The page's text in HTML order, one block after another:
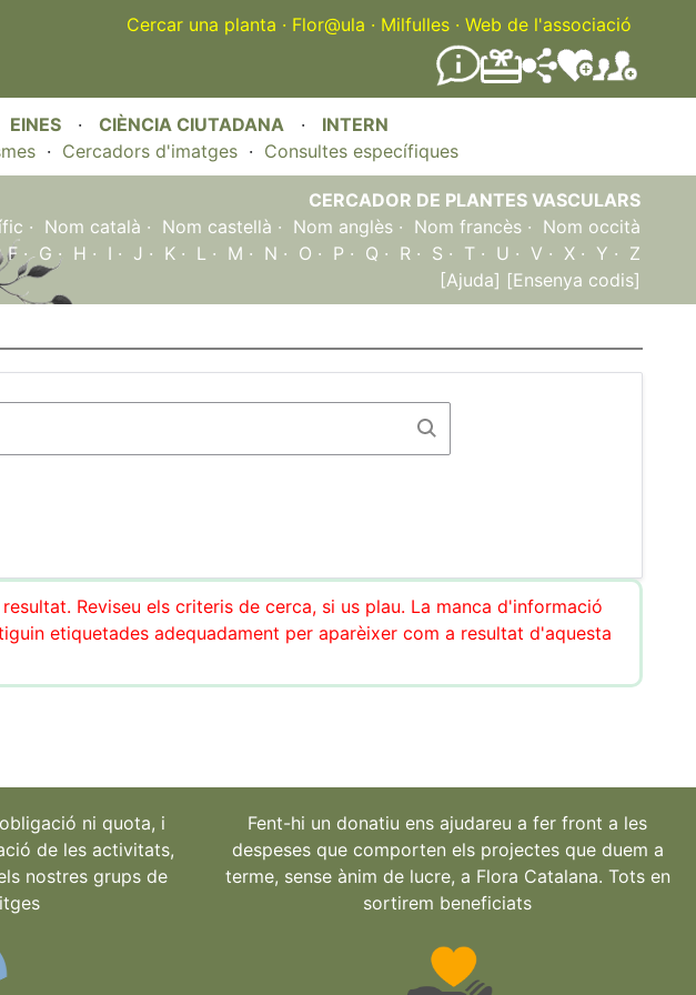
Cercar una planta · Flor@ula · Milfulles · Web de l'associació
EINES · CIÈNCIA CIUTADANA · INTERN
· Cercadors d'imatges· Consultes específiques
CERCADOR DE PLANTES VASCULARS
· Nom català · Nom castellà · Nom anglès · Nom francès · Nom occità
F · G · H · I · J · K · L · M · N · O · P · Q · R · S · T · U · V · X · Y · Z
[Ajuda] [Ensenya codis]
Reviseu els criteris de cerca, si us plau. La manca d'informació
etiquetades adequadament per aparèixer com a resultat d'aquesta
ni quota, i
de les activitats,
nostres grups de
Fent-hi un donatiu ens ajudareu a fer front a les
despeses que comporten els projectes que duem a
terme, sense ànim de lucre, a Flora Catalana. Tots en
sortirem beneficiats